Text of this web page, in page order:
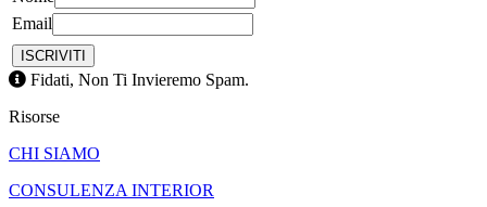
Email
Fidati, Non Ti Invieremo Spam.
Risorse
CHI SIAMO
CONSULENZA INTERIOR